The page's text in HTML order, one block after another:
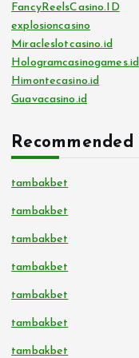
FancyReelsCasino.ID
explosioncasino
Miracleslotcasino.id
Hologramcasinogames.id
Himontecasino.id
Guavacasino.id
tambakbet
tambakbet
tambakbet
tambakbet
tambakbet
tambakbet
tambakbet